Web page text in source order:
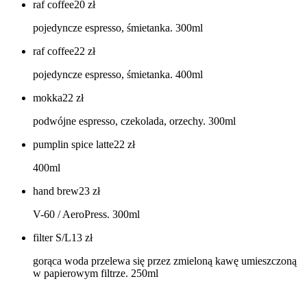
raf coffee20 zł
pojedyncze espresso, śmietanka. 300ml
raf coffee22 zł
pojedyncze espresso, śmietanka. 400ml
mokka22 zł
podwójne espresso, czekolada, orzechy. 300ml
pumplin spice latte22 zł
400ml
hand brew23 zł
V-60 / AeroPress. 300ml
filter S/L13 zł
gorąca woda przelewa się przez zmieloną kawę umieszczoną
w papierowym filtrze. 250ml